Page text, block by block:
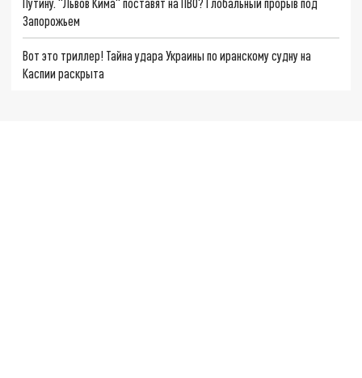
Запорожьем
Вот это триллер! Тайна удара Украины по иранскому судну на
Каспии раскрыта